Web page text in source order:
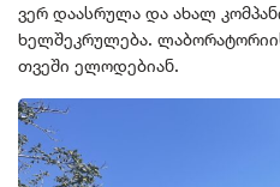
ვერ დაასრულა და ახალ
ხელშეკრულება.
თვეში ელოდებიან.